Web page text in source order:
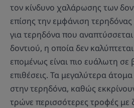
τον κίνδυνο χαλάρωσης των
επίσης την εμφάνιση τερηδόνας
για τερηδόνα που
δοντιού, η οποία δεν
επομένως είναι πιο ευάλωτη σε
επιθέσεις. Τα μεγαλύτερα άτομα
στην τερηδόνα, καθώς
τρώνε περισσότερες τροφές με